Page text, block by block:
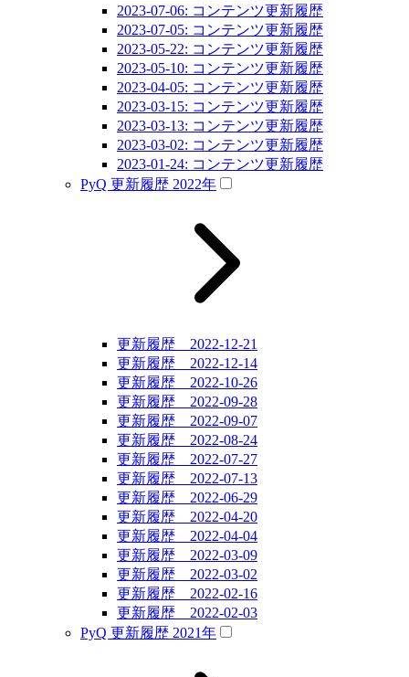
2023-07-06: コンテンツ更新履歴
2023-07-05: コンテンツ更新履歴
2023-05-22: コンテンツ更新履歴
2023-05-10: コンテンツ更新履歴
2023-04-05: コンテンツ更新履歴
2023-03-15: コンテンツ更新履歴
2023-03-13: コンテンツ更新履歴
2023-03-02: コンテンツ更新履歴
2023-01-24: コンテンツ更新履歴
PyQ 更新履歴 2022年
更新履歴 2022-12-21
更新履歴 2022-12-14
更新履歴 2022-10-26
更新履歴 2022-09-28
更新履歴 2022-09-07
更新履歴 2022-08-24
更新履歴 2022-07-27
更新履歴 2022-07-13
更新履歴 2022-06-29
更新履歴 2022-04-20
更新履歴 2022-04-04
更新履歴 2022-03-09
更新履歴 2022-03-02
更新履歴 2022-02-16
更新履歴 2022-02-03
PyQ 更新履歴 2021年